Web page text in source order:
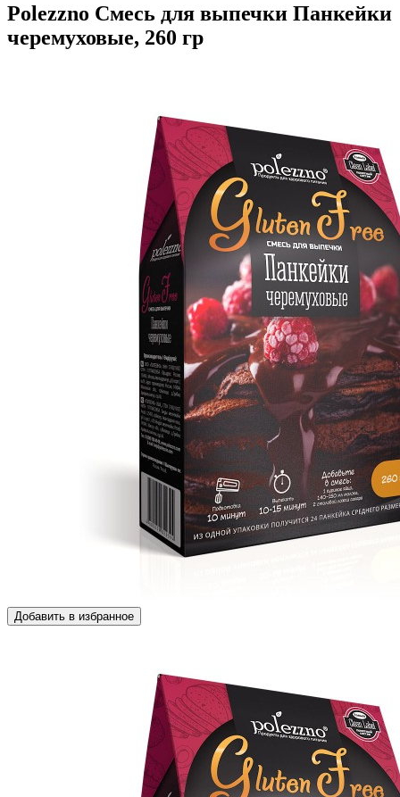
Polezzno Смесь для выпечки Панкейки
черемуховые, 260 гр
Добавить в избранное